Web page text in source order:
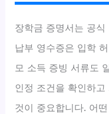
장학금 증명서는 공
납부 영수증은 입학
모 소득 증빙 서류도
인정 조건을 확인하
것이 중요합니다. 어